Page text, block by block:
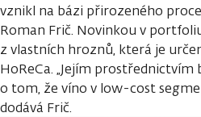
vznikl na bázi přirozeného
Roman Frič. Novinkou v
z vlastních hroznů, která je
HoReCa. „Jejím
o tom, že víno v low-cost
dodává Frič.